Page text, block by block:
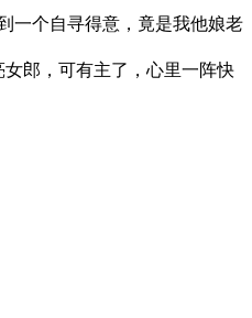
一个自寻得意，竟是我他娘老
郎，可有主了，心里一阵快